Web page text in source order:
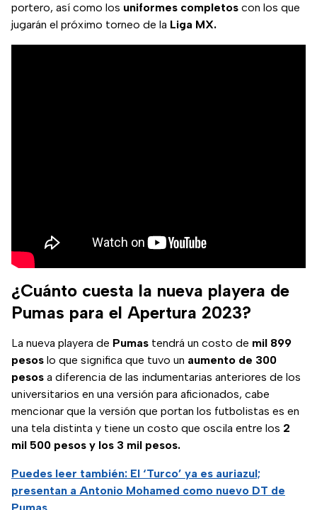
portero, así como los uniformes completos con los que
jugarán el próximo torneo de la Liga MX.
¿Cuánto cuesta la nueva playera de
Pumas para el Apertura 2023?
La nueva playera de Pumas tendrá un costo de mil 899
pesos lo que significa que tuvo un aumento de 300
pesos a diferencia de las indumentarias anteriores de los
universitarios en una versión para aficionados, cabe
mencionar que la versión que portan los futbolistas es en
una tela distinta y tiene un costo que oscila entre los 2
mil 500 pesos y los 3 mil pesos.
Puedes leer también: El ‘Turco’ ya es auriazul;
presentan a Antonio Mohamed como nuevo DT de